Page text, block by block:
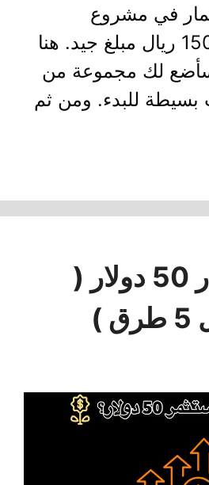
في مشروع
إلكتروني فـ 15000 ريال مبلغ جيد. هنا
سأضع لك مجموعة من
بسيطة للبدء. ومن ثم
استثمار 50 دولار (
)